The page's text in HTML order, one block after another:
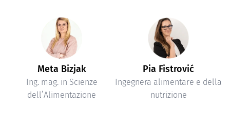
Meta Bizjak
Ing. mag. in Scienze
dell’Alimentazione
Pia Fistrović
Ingegnera alimentare e della
nutrizione